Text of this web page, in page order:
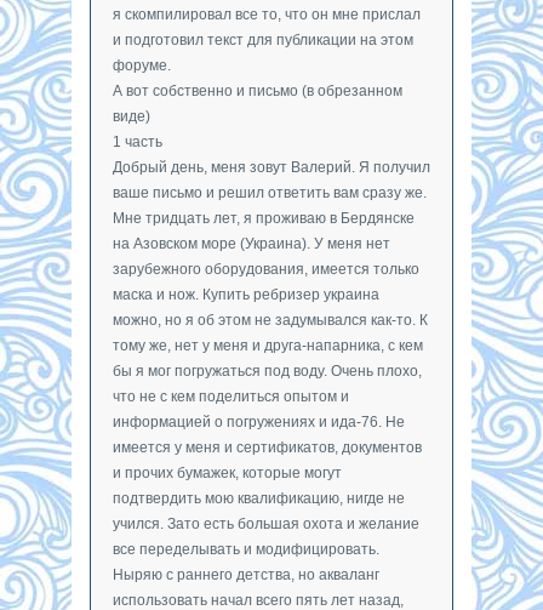
я скомпилировал все то, что он мне прислал
и подготовил текст для публикации на этом
форуме.
А вот собственно и письмо (в обрезанном
виде)
1 часть
Добрый день, меня зовут Валерий. Я получил
ваше письмо и решил ответить вам сразу же.
Мне тридцать лет, я проживаю в Бердянске
на Азовском море (Украина). У меня нет
зарубежного оборудования, имеется только
маска и нож. Купить ребризер украина
можно, но я об этом не задумывался как-то. К
тому же, нет у меня и друга-напарника, с кем
бы я мог погружаться под воду. Очень плохо,
что не с кем поделиться опытом и
информацией о погружениях и ида-76. Не
имеется у меня и сертификатов, документов
и прочих бумажек, которые могут
подтвердить мою квалификацию, нигде не
учился. Зато есть большая охота и желание
все переделывать и модифицировать.
Ныряю с раннего детства, но акваланг
использовать начал всего пять лет назад,